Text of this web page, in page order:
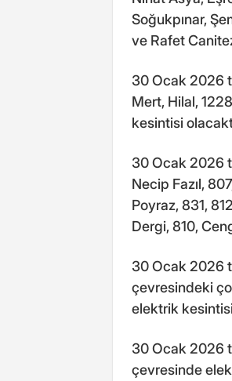
Soğukpınar,
ve Rafet
30 Ocak 2026
Mert, Hilal,
kesintisi
30 Ocak 2026
Necip Fazıl,
Poyraz, 831,
Dergi, 810,
30 Ocak 2026
çevresindeki
elektrik
30 Ocak 2026
çevresinde